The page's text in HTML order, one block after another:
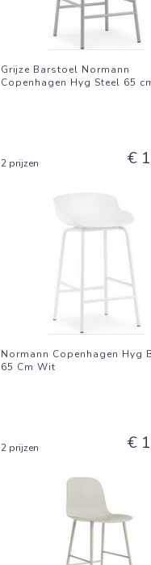
Grijze Barstoel Normann
Copenhagen Hyg Steel 65
2 prijzen €
Normann Copenhagen Hyg
65 Cm Wit
2 prijzen €